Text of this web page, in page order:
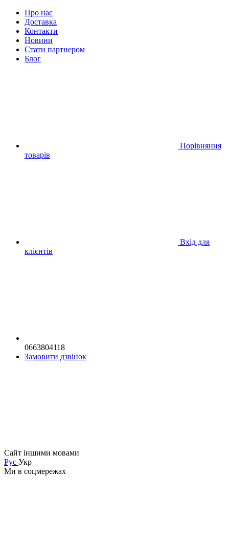
Про нас
Доставка
Контакти
Новини
Стати партнером
Блог
Порівняння
товарів
Вхід для
клієнтів
0663804118
Замовити дзвінок
Сайт іншими мовами
Рус Укр
Ми в соцмережах